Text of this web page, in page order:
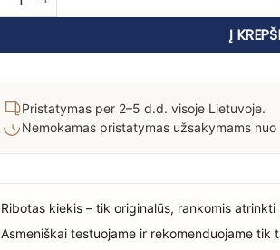
Į
Pristatymas per 2–5 d.d. visoje Lietuvoje.
Nemokamas pristatymas užsakymams nuo
Ribotas kiekis – tik originalūs, rankomis
Asmeniškai testuojame ir rekomenduojame tik